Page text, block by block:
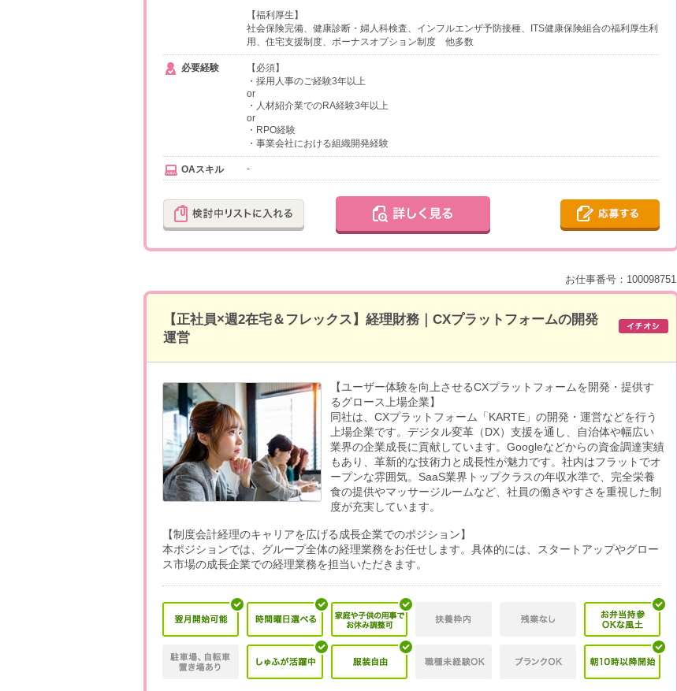
【福利厚生】
社会保険完備、健康診断・婦人科検査、インフルエンザ予防接種、ITS健康保険組合の福利厚生利
用、住宅支援制度、ボーナスオプション制度 他多数
必要経験
【必須】
・採用人事のご経験3年以上
or
・人材紹介業でのRA経験3年以上
or
・RPO経験
・事業会社における組織開発経験
OAスキル -
お仕事番号：100098751
【正社員×週2在宅＆フレックス】経理財務｜CXプラットフォームの開発
運営
【ユーザー体験を向上させるCXプラットフォームを開発・提供す
るグロース上場企業】
同社は、CXプラットフォーム「KARTE」の開発・運営などを行う
上場企業です。デジタル変革（DX）支援を通し、自治体や幅広い
業界の企業成長に貢献しています。Googleなどからの資金調達実績
もあり、革新的な技術力と成長性が魅力です。社内はフラットでオ
ープンな雰囲気。SaaS業界トップクラスの年収水準で、完全栄養
食の提供やマッサージルームなど、社員の働きやすさを重視した制
度が充実しています。
【制度会計経理のキャリアを広げる成長企業でのポジション】
本ポジションでは、グループ全体の経理業務をお任せします。具体的には、スタートアップやグロー
ス市場の成長企業での経理業務を担当いただきます。